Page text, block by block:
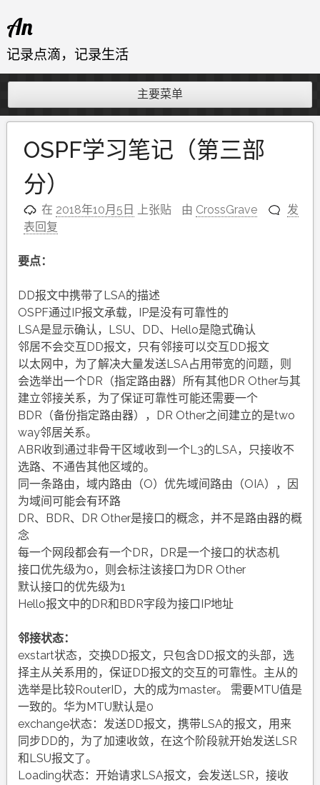
至
内
An
记录点滴，记录生活
主要菜单
OSPF学习笔记（第三部
分）
在 2018年10月5日 上张贴 由 CrossGrave
发
表回复
要点：
DD报文中携带了LSA的描述
OSPF通过IP报文承载，IP是没有可靠性的
LSA是显示确认，LSU、DD、Hello是隐式确认
邻居不会交互DD报文，只有邻接可以交互DD报文
以太网中，为了解决大量发送LSA占用带宽的问题，则
会选举出一个DR（指定路由器）所有其他DR Other与其
建立邻接关系，为了保证可靠性可能还需要一个
BDR（备份指定路由器），DR Other之间建立的是two
way邻居关系。
ABR收到通过非骨干区域收到一个L3的LSA，只接收不
选路、不通告其他区域的。
同一条路由，域内路由（O）优先域间路由（OIA），因
为域间可能会有环路
DR、BDR、DR Other是接口的概念，并不是路由器的概
念
每一个网段都会有一个DR，DR是一个接口的状态机
接口优先级为0，则会标注该接口为DR Other
默认接口的优先级为1
Hello报文中的DR和BDR字段为接口IP地址
邻接状态：
exstart状态，交换DD报文，只包含DD报文的头部，选
择主从关系用的，保证DD报文的交互的可靠性。主从的
选举是比较RouterID，大的成为master。 需要MTU值是
一致的。华为MTU默认是0
exchange状态：发送DD报文，携带LSA的报文，用来
同步DD的，为了加速收敛，在这个阶段就开始发送LSR
和LSU报文了。
Loading状态：开始请求LSA报文，会发送LSR，接收